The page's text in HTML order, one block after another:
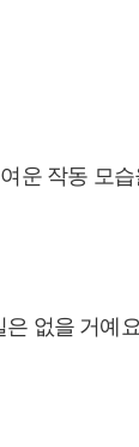
운 작동 모
없을 거예